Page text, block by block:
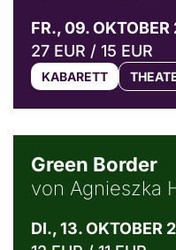
FR., 09.
27 EUR / 15 EUR
KABARETT
Green Border
von Agnieszka
DI., 13. OKTOBER